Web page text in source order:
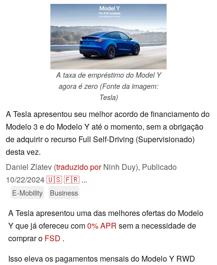
A taxa de empréstimo do Model Y
agora é zero (Fonte da imagem:
Tesla)
A Tesla apresentou seu melhor acordo de financiamento do
Modelo 3 e do Modelo Y até o momento, sem a obrigação
de adquirir o recurso Full Self-Driving (Supervisionado)
desta vez.
Daniel Zlatev (traduzido porNinh Duy), Publicado
10/22/2024🇺🇸🇫🇷 ...
E-Mobility Business
A Tesla apresentou uma das melhores ofertas do Modelo
Y que já ofereceu com0% APR sem a necessidade de
comprar o FSD .
Isso eleva os pagamentos mensais do Modelo Y RWD